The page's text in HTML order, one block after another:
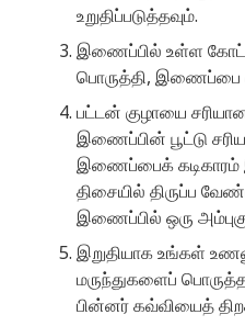
உறுதிப்படுத்தவும்.
இணைப்பில் உள்ள
பொருத்தி, இணைப்பை
பட்டன் குழாயை
இணைப்பின் பூட்டு
இணைப்பைக் கடிகாரம்
திசையில் திருப்ப
இணைப்பில் ஒரு
இறுதியாக உங்கள்
மருந்துகளைப்
பின்னர் கவ்வியைத்